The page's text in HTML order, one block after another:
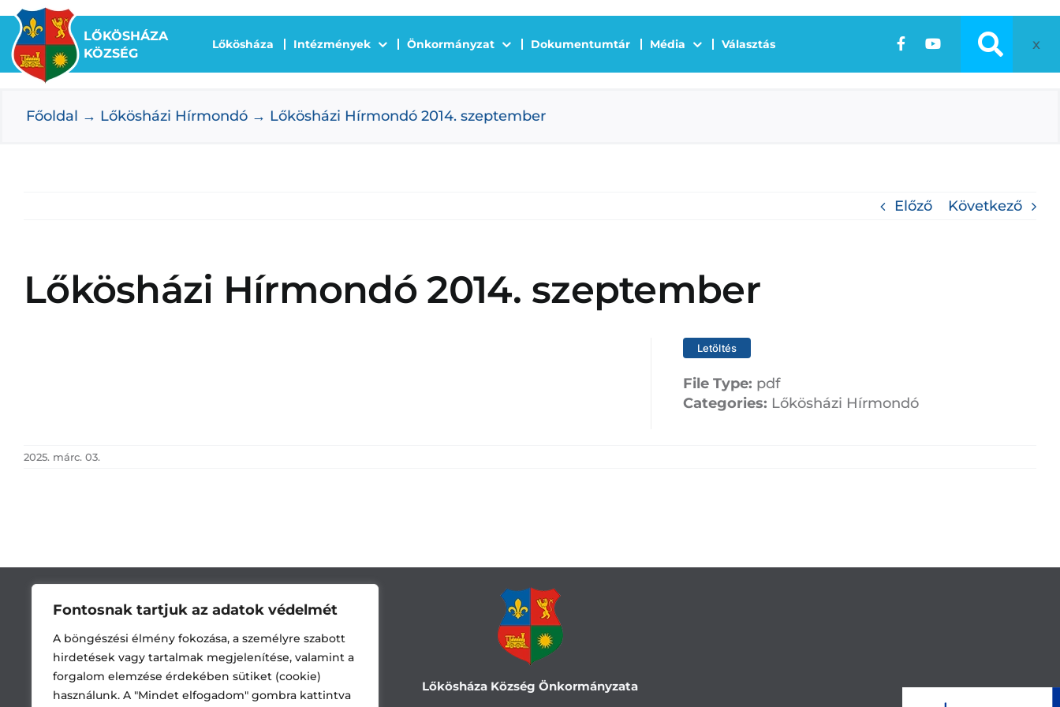
Fontosnak tartjuk az adatok védelmét
A böngészési élmény fokozása, a személyre szabott
hirdetések vagy tartalmak megjelenítése, valamint a
forgalom elemzése érdekében sütiket (cookie)
használunk. A "Mindet elfogadom" gombra kattintva
Kihagyás
LŐKÖSHÁZA
KÖZSÉG
Lőkösháza Intézmények Önkormányzat Dokumentumtár Média Választás x
Főoldal Lőkösházi Hírmondó Lőkösházi Hírmondó 2014. szeptember
Előző Következő
Lőkösházi Hírmondó 2014. szeptember
Letöltés
File Type: pdf
Categories: Lőkösházi Hírmondó
2025. márc. 03.
Lőkösháza Község Önkormányzata